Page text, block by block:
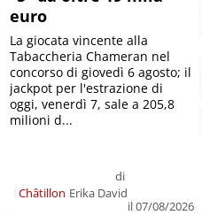
euro
Châtillon
di
Erika David
il 07/08/2026
La giocata vincente alla
Tabaccheria Chameran nel
concorso di giovedì 6 agosto; il
jackpot per l'estrazione di
oggi, venerdì 7, sale a 205,8
milioni d...